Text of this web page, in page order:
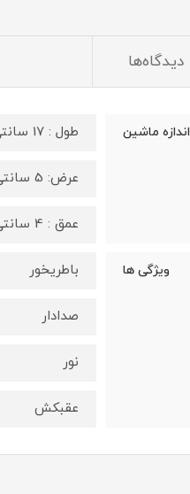
دیدگاه‌ها
اندازه ماشین طول : 17 سانتی متر
عرض: 5 سانتی متر
عمق : 4 سانتی متر
ویژگی ها باطریخور
صدادار
نور
عقبکش